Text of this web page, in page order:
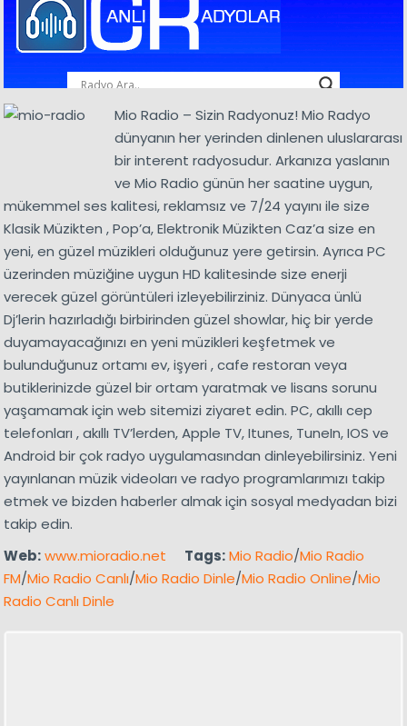
Mio Radio – Sizin Radyonuz! Mio Radyo
dünyanın her yerinden dinlenen uluslararası
bir interent radyosudur. Arkanıza yaslanın
ve Mio Radio günün her saatine uygun,
mükemmel ses kalitesi, reklamsız ve 7/24 yayını ile size
Klasik Müzikten , Pop’a, Elektronik Müzikten Caz’a size en
yeni, en güzel müzikleri olduğunuz yere getirsin. Ayrıca PC
üzerinden müziğine uygun HD kalitesinde size enerji
verecek güzel görüntüleri izleyebilirziniz. Dünyaca ünlü
Dj’lerin hazırladığı birbirinden güzel showlar, hiç bir yerde
duyamayacağınızı en yeni müzikleri keşfetmek ve
bulunduğunuz ortamı ev, işyeri , cafe restoran veya
butiklerinizde güzel bir ortam yaratmak ve lisans sorunu
yaşamamak için web sitemizi ziyaret edin. PC, akıllı cep
telefonları , akıllı TV’lerden, Apple TV, Itunes, TuneIn, IOS ve
Android bir çok radyo uygulamasından dinleyebilirsiniz. Yeni
yayınlanan müzik videoları ve radyo programlarımızı takip
etmek ve bizden haberler almak için sosyal medyadan bizi
takip edin.
Web:www.mioradio.net Tags:Mio Radio/Mio Radio
FM/Mio Radio Canlı/Mio Radio Dinle/Mio Radio Online/Mio
Radio Canlı Dinle